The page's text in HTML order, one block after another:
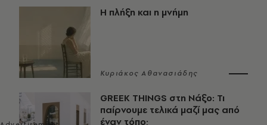
Η πλήξη και η μνήμη
Κυριάκος Αθανασιάδης
GREEK THINGS στη Νάξο: Τι
παίρνουμε τελικά μαζί μας από
έναν τόπο;